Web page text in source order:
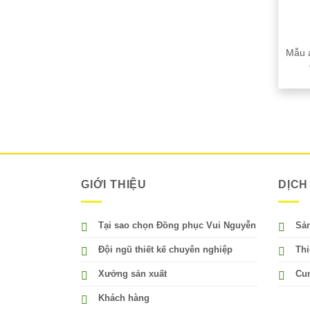
Mẫu
GIỚI THIỆU
Tại sao chọn Đồng phục Vui Nguyễn
Đội ngũ thiết kế chuyên nghiệp
Xưởng sản xuất
Khách hàng